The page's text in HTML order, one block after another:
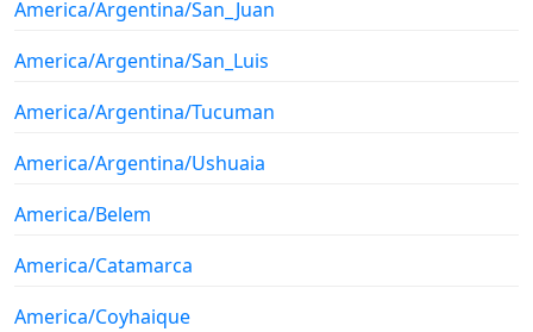
America/Argentina/San_Juan
America/Argentina/San_Luis
America/Argentina/Tucuman
America/Argentina/Ushuaia
America/Belem
America/Catamarca
America/Coyhaique